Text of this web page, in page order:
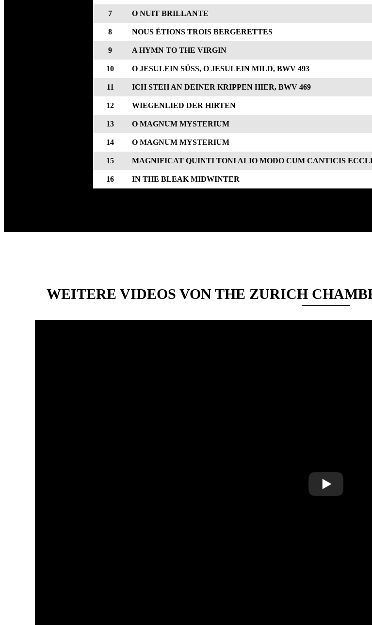
7 O NUIT BRILLANTE
8 NOUS ÉTIONS TROIS BERGERETTES
9 A HYMN TO THE VIRGIN
10 O JESULEIN SÜSS, O JESULEIN MILD, BWV 493
11 ICH STEH AN DEINER KRIPPEN HIER, BWV 469
12 WIEGENLIED DER HIRTEN
13 O MAGNUM MYSTERIUM
14 O MAGNUM MYSTERIUM
15 MAGNIFICAT QUINTI TONI ALIO MODO CUM CANTICIS
16 IN THE BLEAK MIDWINTER
WEITERE VIDEOS VON THE ZURICH